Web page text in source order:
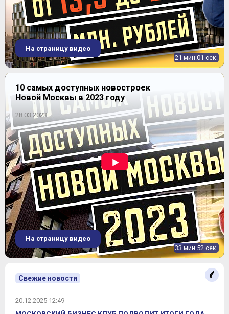
21 мин.01 сек.
На страницу видео
10 самых доступных новостроек
Новой Москвы в 2023 году
28.03.2023
33 мин.52 сек.
На страницу видео
Свежие новости
20.12.2025 12:49